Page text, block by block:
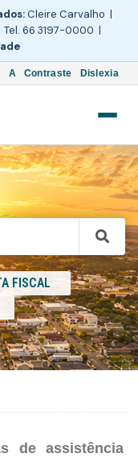
Cleire Carvalho |
Tel. 66 3197-0000 |
A Contraste Dislexia
FISCAL
de assistência